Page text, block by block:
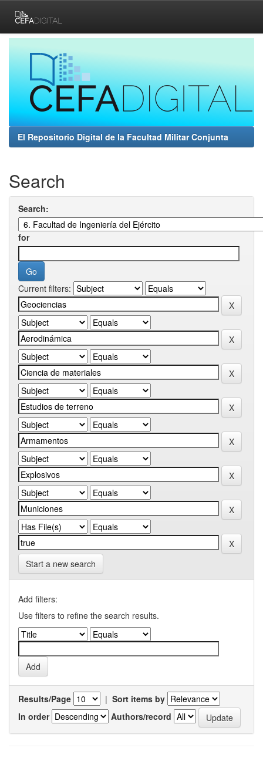
navigation
El Repositorio Digital de la Facultad Militar Conjunta
Search
Search:
for
Current filters:
Start a new search
Add filters:
Use filters to refine the search results.
Results/Page | Sort items by
In order
Authors/record